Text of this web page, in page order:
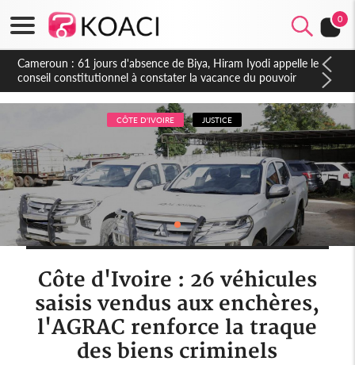
0
Côte d'Ivoire : Fin de la pagaille au PDCI-RDA, Lessiehi bannit
les mouvements sauvages
CÔTE D'IVOIRE JUSTICE
Côte d'Ivoire : 26 véhicules
saisis vendus aux enchères,
l'AGRAC renforce la traque
des biens criminels